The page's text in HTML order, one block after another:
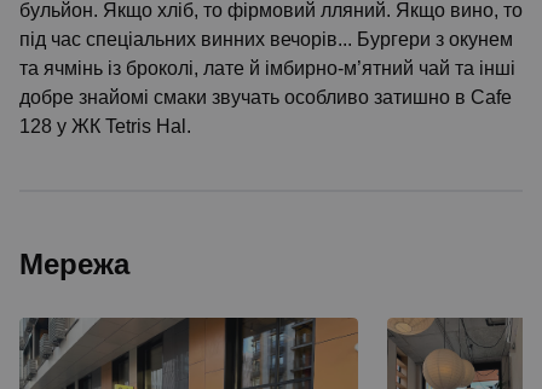
бульйон. Якщо хліб, то фірмовий лляний. Якщо вино, то
під час спеціальних винних вечорів... Бургери з окунем
та ячмінь із броколі, лате й імбирно-м’ятний чай та інші
добре знайомі смаки звучать особливо затишно в Cafe
128 у ЖК Tetris Hal.
Мережа